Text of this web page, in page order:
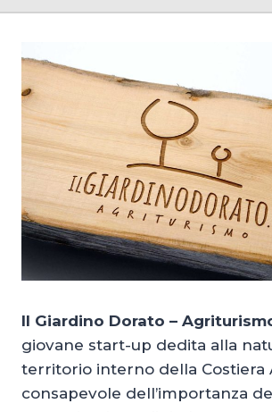
Il Giardino Dorato –
giovane start-up dedita alla
territorio interno della Costiera
consapevole dell’importanza